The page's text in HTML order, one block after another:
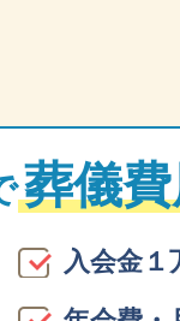
葬儀
入会金